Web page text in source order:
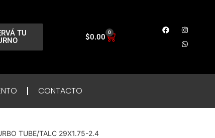
TU
$0.00 0
CONTACTO
TUBE/TALC 29X1.75-2.4